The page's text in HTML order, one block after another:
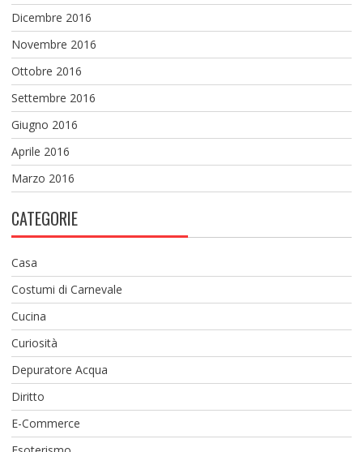
Dicembre 2016
Novembre 2016
Ottobre 2016
Settembre 2016
Giugno 2016
Aprile 2016
Marzo 2016
CATEGORIE
Casa
Costumi di Carnevale
Cucina
Curiosità
Depuratore Acqua
Diritto
E-Commerce